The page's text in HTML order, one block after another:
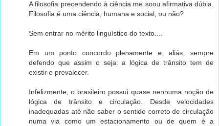
A filosofia precendendo à ciência me soou afirmativa dúbia.
Filosofia é uma ciência, humana e social, ou não?
Sem entrar no mérito linguístico do texto....
Em um ponto concordo plenamente e, aliás, sempre
defendo que assim o seja: a lógica de trânsito tem de
existir e prevalecer.
Infelizmente, o brasileiro possui quase nenhuma noção de
lógica de trânsito e circulação. Desde velocidades
inadequadas até não saber o sentido correto de circulação
numa via como um estacionamento ou de quem é a